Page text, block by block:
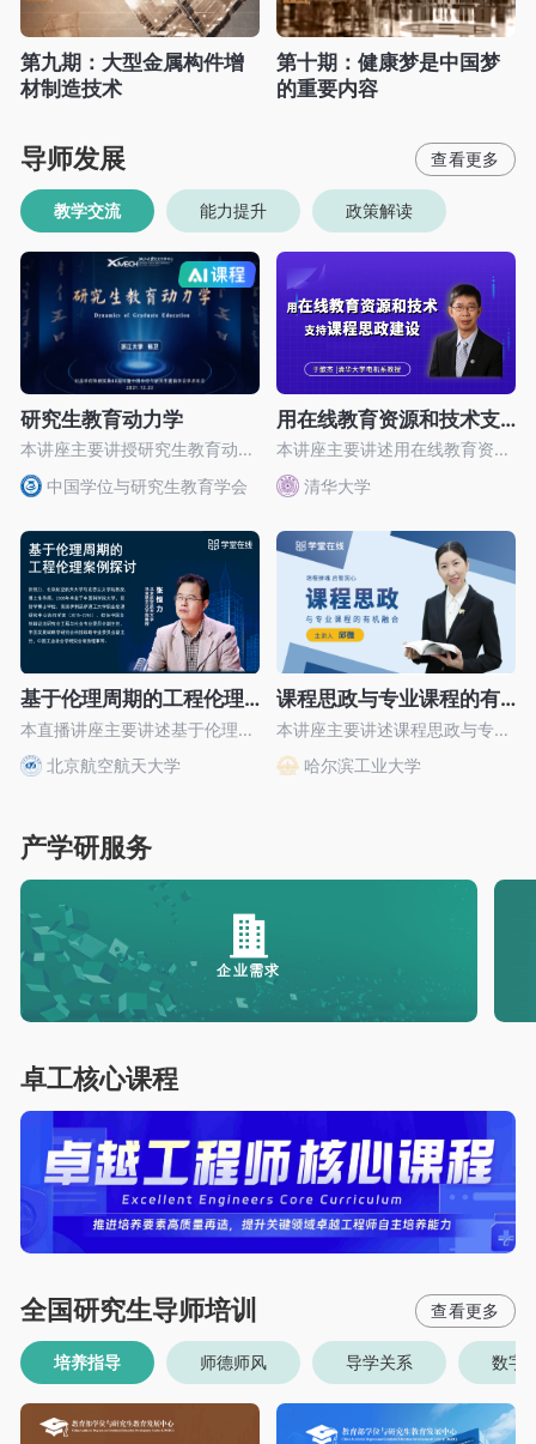
第九期：大型金属构件增
材制造技术
第十期：健康梦是中国梦
的重要内容
导师发展
教学交流 能力提升 政策解读
AI慕课
研究生教育动力学
本讲座主要讲授研究生教育动力学这一话题
中国学位与研究生教育学会
用在线教育资源和技术支持课程思政建设
本讲座主要讲述用在线教育资源和技术支持课程思政建设这一话题。
清华大学
基于伦理周期的工程伦理案例探讨
本直播讲座主要讲述基于伦理周期的工程伦理案例探讨这一话题。
北京航空航天大学
课程思政与专业课程的有机融合
本讲座主要讲述课程思政与专业课程的有机融合这一话题。
哈尔滨工业大学
产学研服务
企业需求
卓工核心课程
全国研究生导师培训
培养指导 师德师风 导学关系 数字